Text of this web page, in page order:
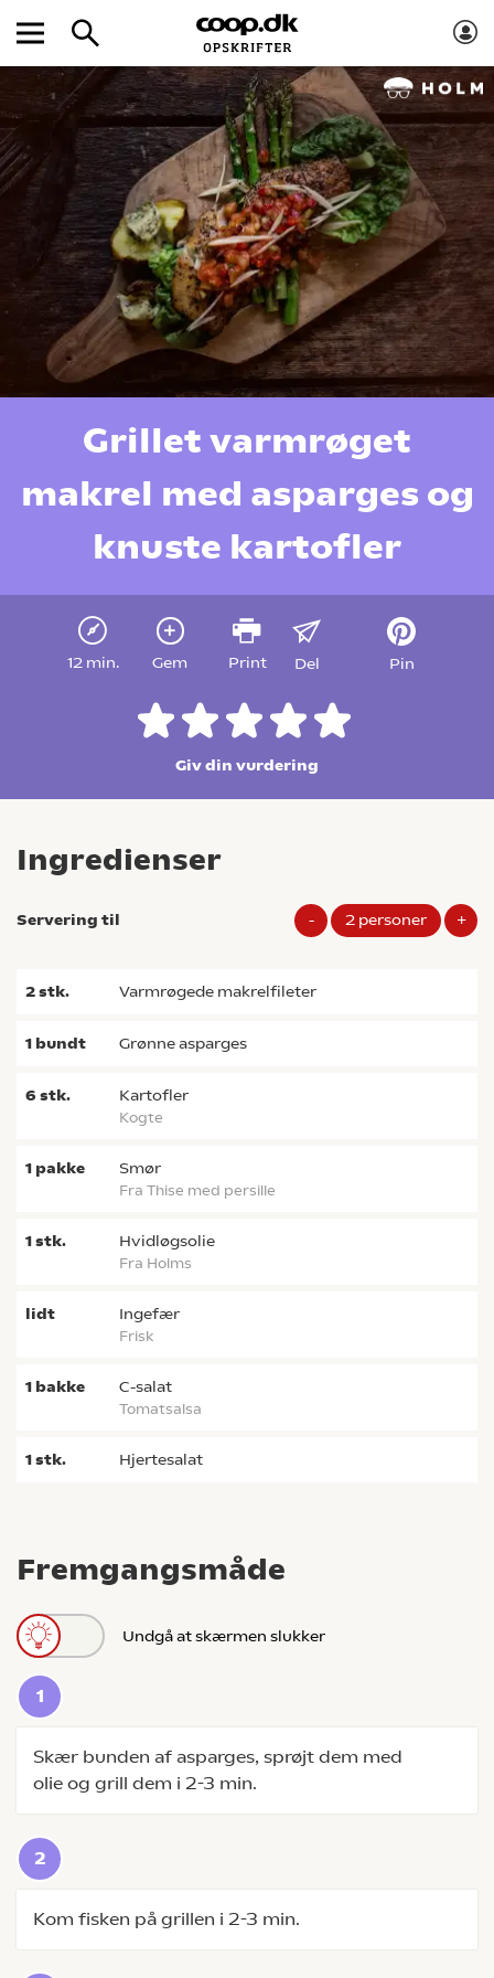
Grillet varmrøget
makrel med asparges og
knuste kartofler
12 min. Gem Print Del Pin
Giv din vurdering
Fremgangsmåde
Undgå at skærmen slukker
Skær bunden af asparges, sprøjt dem med
olie og grill dem i 2-3 min.
Kom fisken på grillen i 2-3 min.
Ingredienser
Servering til - 2 personer +
2stk. varmrøgede makrelfileter
1 bundt grønne asparges
6 stk. kartofler
kogte
1 pakke smør
fra Thise med persille
1stk. hvidløgsolie
fra Holms
lidt ingefær
frisk
1 bakke c-salat
tomatsalsa
1stk. hjertesalat